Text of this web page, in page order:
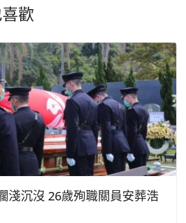
歡
淺沉沒 26歲殉職關員安葬浩